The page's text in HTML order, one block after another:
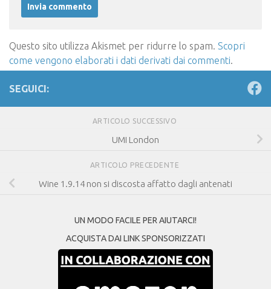
Questo sito utilizza Akismet per ridurre lo spam. Scopri
come vengono elaborati i dati derivati dai commenti.
SEGUICI:
ARTICOLO SUCCESSIVO
UMI London
ARTICOLO PRECEDENTE
Wine 1.9.14 non si discosta affatto dagli antenati
UN MODO FACILE PER AIUTARCI!
ACQUISTA DAI LINK SPONSORIZZATI